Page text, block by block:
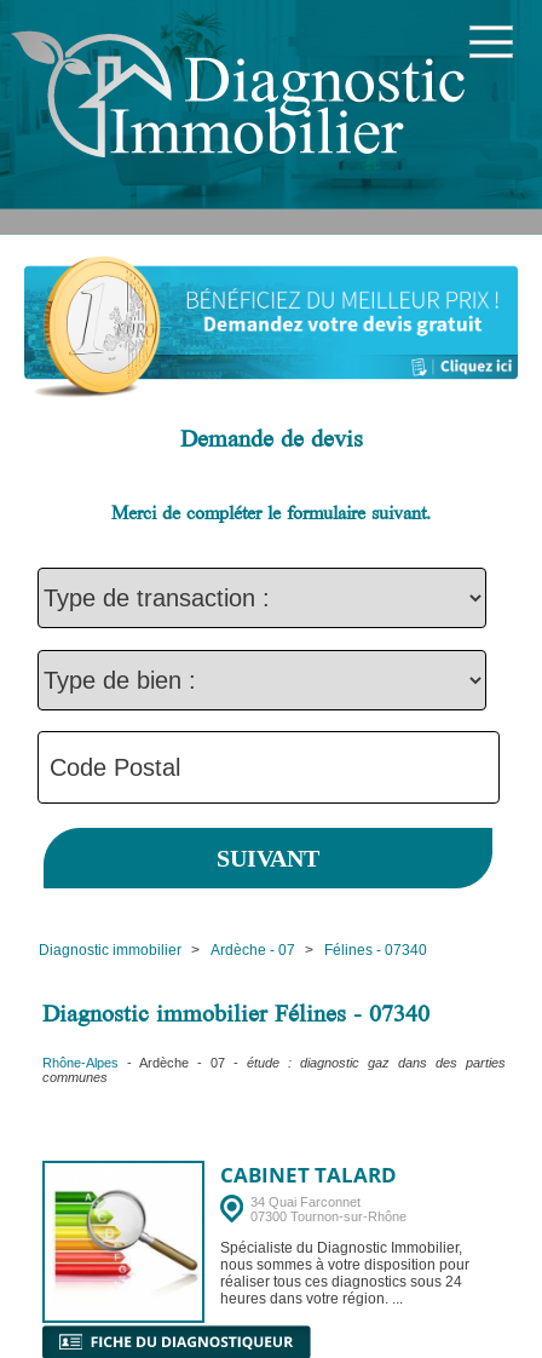
Demande de devis
Merci de compléter le formulaire suivant.
Diagnostic immobilier > Ardèche - 07 > Félines - 07340
Diagnostic immobilier Félines - 07340
Rhône-Alpes - Ardèche - 07 - étude : diagnostic gaz dans des parties
communes
CABINET TALARD
34 Quai Farconnet
07300 Tournon-sur-Rhône
Spécialiste du Diagnostic Immobilier,
nous sommes à votre disposition pour
réaliser tous ces diagnostics sous 24
heures dans votre région. ...